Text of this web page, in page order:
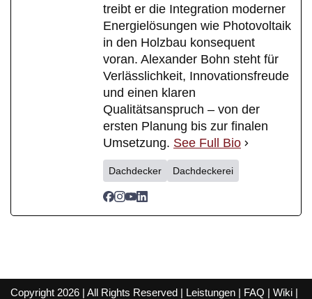
treibt er die Integration moderner
Energielösungen wie Photovoltaik
in den Holzbau konsequent
voran. Alexander Bohn steht für
Verlässlichkeit, Innovationsfreude
und einen klaren
Qualitätsanspruch – von der
ersten Planung bis zur finalen
Umsetzung. See Full Bio
Dachdecker Dachdeckerei
Copyright 2026 | All Rights Reserved | Leistungen | FAQ | Wiki |